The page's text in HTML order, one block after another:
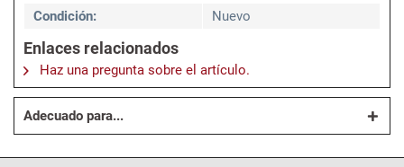
Condición:
Nuevo
Enlaces relacionados
Haz una pregunta sobre el artículo.
Adecuado para...